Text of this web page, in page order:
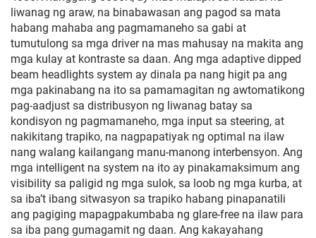
liwanag ng araw, na binabawasan ang pagod sa mata
habang mahaba ang pagmamaneho sa gabi at
tumutulong sa mga driver na mas mahusay na makita ang
mga kulay at kontraste sa daan. Ang mga adaptive dipped
beam headlights system ay dinala pa nang higit pa ang
mga pakinabang na ito sa pamamagitan ng awtomatikong
pag-aadjust sa distribusyon ng liwanag batay sa
kondisyon ng pagmamaneho, mga input sa steering, at
nakikitang trapiko, na nagpapatiyak ng optimal na ilaw
nang walang kailangang manu-manong interbensyon. Ang
mga intelligent na system na ito ay pinakamaksimum ang
visibility sa paligid ng mga sulok, sa loob ng mga kurba, at
sa iba’t ibang sitwasyon sa trapiko habang pinapanatili
ang pagiging mapagpakumbaba ng glare-free na ilaw para
sa iba pang gumagamit ng daan. Ang kakayahang